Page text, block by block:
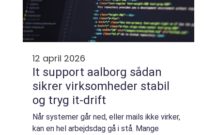
12 april 2026
It support aalborg sådan
sikrer virksomheder stabil
og tryg it-drift
Når systemer går ned, eller mails ikke virker,
kan en hel arbejdsdag gå i stå. Mange